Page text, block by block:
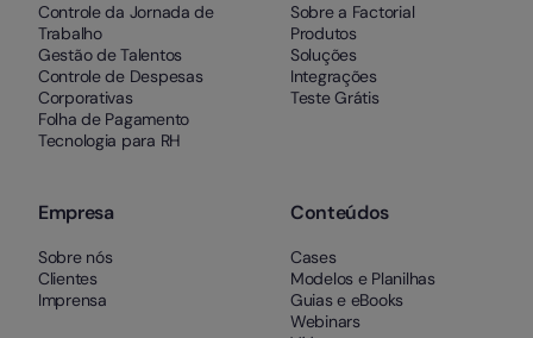
Controle da Jornada de
Trabalho
Gestão de Talentos
Controle de Despesas
Corporativas
Folha de Pagamento
Tecnologia para RH
Sobre a Factorial
Produtos
Soluções
Integrações
Teste Grátis
Empresa
Sobre nós
Clientes
Imprensa
Conteúdos
Cases
Modelos e Planilhas
Guias e eBooks
Webinars